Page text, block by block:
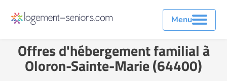
Menu
Offres d'hébergement familial à
Oloron-Sainte-Marie (64400)